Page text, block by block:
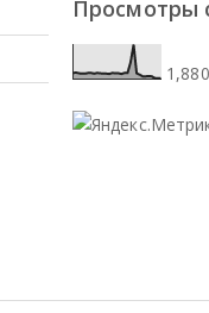
Просмотры